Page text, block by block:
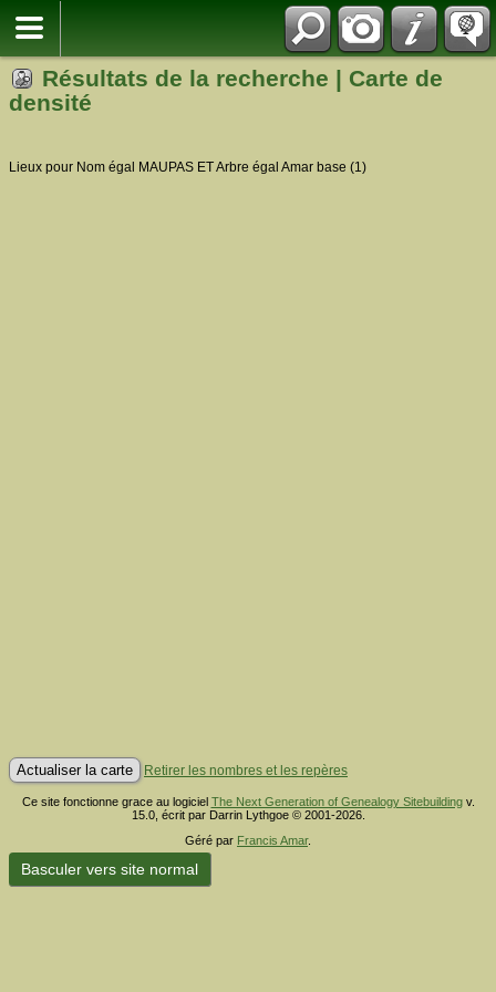
Résultats de la recherche | Carte de
densité
Lieux pour Nom égal MAUPAS ET Arbre égal Amar base (1)
Retirer les nombres et les repères
Ce site fonctionne grace au logiciel The Next Generation of Genealogy Sitebuildingv.
15.0, écrit par Darrin Lythgoe © 2001-2026.
Géré par Francis Amar.
Basculer vers site normal